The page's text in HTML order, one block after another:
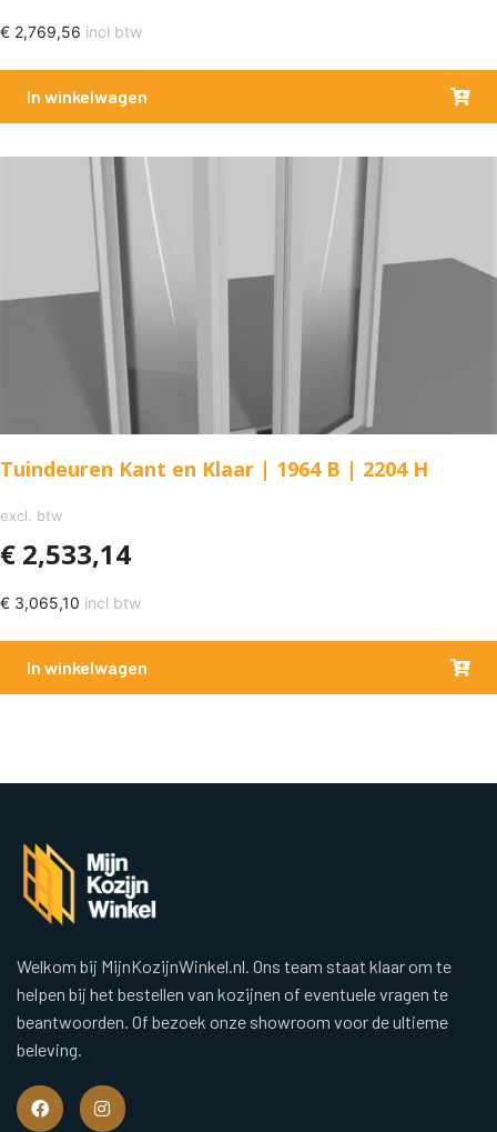
€ 2,769,56 incl btw
In winkelwagen
Tuindeuren Kant en Klaar | 1964 B | 2204 H
excl. btw
€ 2,533,14
€ 3,065,10 incl btw
In winkelwagen
Welkom bij MijnKozijnWinkel.nl. Ons team staat klaar om te
helpen bij het bestellen van kozijnen of eventuele vragen te
beantwoorden. Of bezoek onze showroom voor de ultieme
beleving.